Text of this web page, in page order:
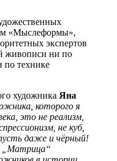
«Мыслеформы»,
экспертов
живописи ни по
технике
художника Яна
которого я
это не реализм,
не куб,
даже и чёрный!